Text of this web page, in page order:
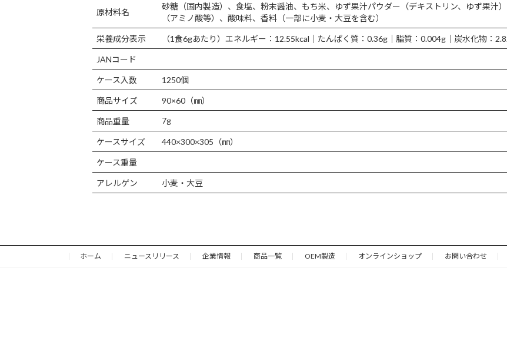
原材料名
砂糖（国内製造）、食塩、粉末醤油、もち米、ゆず果汁パウダー（デキストリン、ゆず果汁
（アミノ酸等）、酸味料、香料（一部に小麦・大豆を含む）
栄養成分表示 （1食6gあたり）エネルギー：12.55kcal｜たんぱく質：0.36g｜脂質：0.004g｜炭水化物：
JANコード
ケース入数 1250個
商品サイズ 90×60（㎜）
商品重量 7g
ケースサイズ 440×300×305（㎜）
ケース重量
アレルゲン 小麦・大豆
ホーム ニュースリリース 企業情報 商品一覧 OEM製造 オンラインショップ お問い合わせ